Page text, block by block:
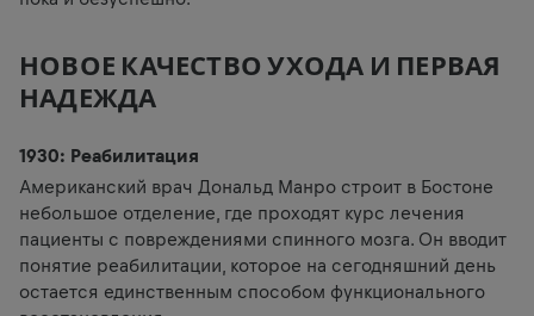
НОВОЕ КАЧЕСТВО УХОДА И ПЕРВАЯ
НАДЕЖДА
1930: Реабилитация
Американский врач Дональд Манро строит в Бостоне
небольшое отделение, где проходят курс лечения
пациенты с повреждениями спинного мозга. Он вводит
понятие реабилитации, которое на сегодняшний день
остается единственным способом функционального